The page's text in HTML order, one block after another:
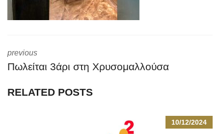
previous
Πωλείται 3άρι στη Χρυσομαλλούσα
RELATED POSTS
10/12/2024